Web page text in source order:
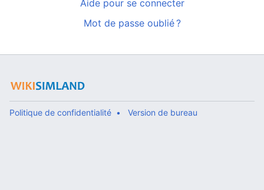
Aide pour se connecter
Mot de passe oublié ?
Politique de confidentialité Version de bureau